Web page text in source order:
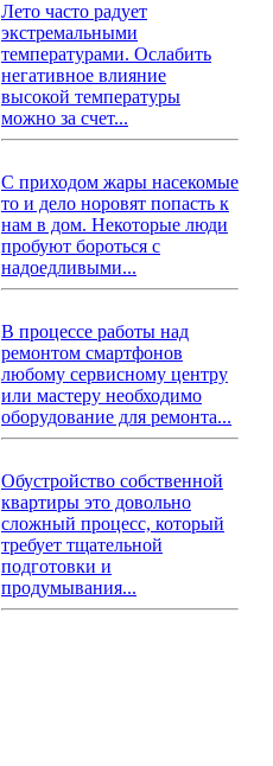
Лето часто радует
экстремальными
температурами. Ослабить
негативное влияние
высокой температуры
можно за счет...
С приходом жары насекомые
то и дело норовят попасть к
нам в дом. Некоторые люди
пробуют бороться с
надоедливыми...
В процессе работы над
ремонтом смартфонов
любому сервисному центру
или мастеру необходимо
оборудование для ремонта...
Обустройство собственной
квартиры это довольно
сложный процесс, который
требует тщательной
подготовки и
продумывания...